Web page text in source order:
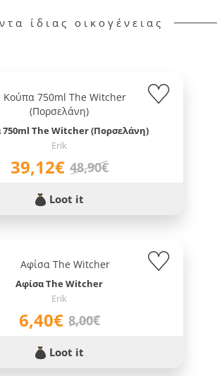
ίδιας οικογένειας
The Witcher (Πορσελάνη)
Erik
39,12€ 48,90€
Loot it
Αφίσα The Witcher
Erik
6,40€ 8,00€
Loot it